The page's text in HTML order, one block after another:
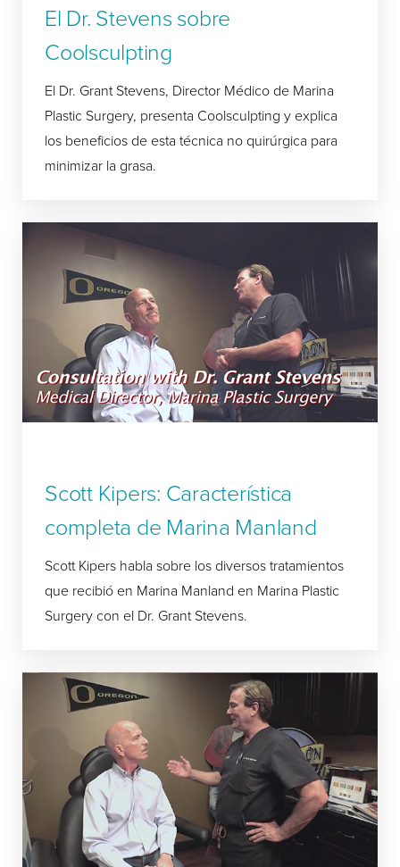
El Dr. Stevens sobre
Coolsculpting
El Dr. Grant Stevens, Director Médico de Marina
Plastic Surgery, presenta Coolsculpting y explica
los beneficios de esta técnica no quirúrgica para
minimizar la grasa.
Scott Kipers: Característica
completa de Marina Manland
Scott Kipers habla sobre los diversos tratamientos
que recibió en Marina Manland en Marina Plastic
Surgery con el Dr. Grant Stevens.